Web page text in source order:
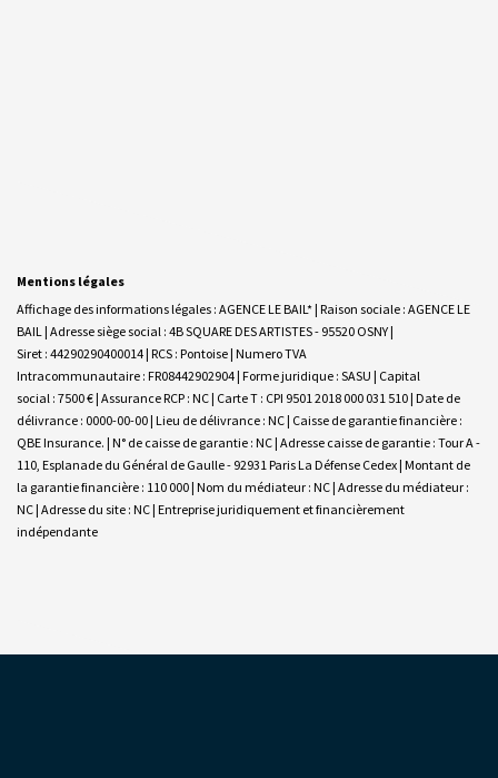
Mentions légales
Affichage des informations légales : AGENCE LE BAIL* | Raison sociale : AGENCE LE
BAIL | Adresse siège social : 4B SQUARE DES ARTISTES - 95520 OSNY |
Siret : 44290290400014 | RCS : Pontoise | Numero TVA
Intracommunautaire : FR08442902904 | Forme juridique : SASU | Capital
social : 7500 € | Assurance RCP : NC | Carte T : CPI 9501 2018 000 031 510 | Date de
délivrance : 0000-00-00 | Lieu de délivrance : NC | Caisse de garantie financière :
QBE Insurance. | N° de caisse de garantie : NC | Adresse caisse de garantie : Tour A -
110, Esplanade du Général de Gaulle - 92931 Paris La Défense Cedex | Montant de
la garantie financière : 110 000 | Nom du médiateur : NC | Adresse du médiateur :
NC | Adresse du site : NC | Entreprise juridiquement et financièrement
indépendante